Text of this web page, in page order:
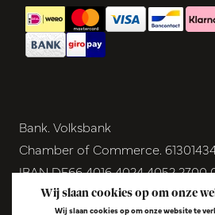
Bank. Volksbank
Chamber of Commerce.
IBAN DE66 4016 4024 4052 2700
BIC GENODEM1GRN
Wij slaan cookies op om onze
Wij slaan cookies op om onze website te